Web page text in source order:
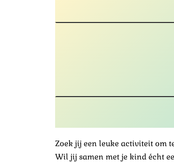
Zoek jij een leuke activiteit om
Wil jij samen met je kind écht